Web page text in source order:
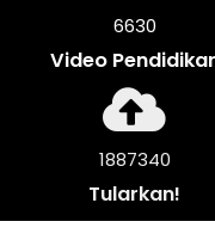
7164
Video
2037644
Tularkan!